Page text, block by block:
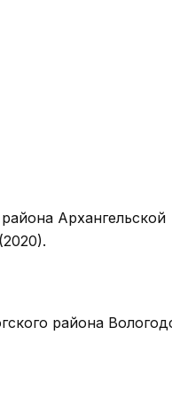
Архангельской
района